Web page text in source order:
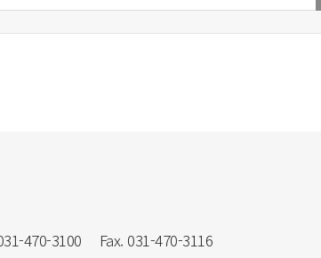
470-3100 Fax. 031-470-3116